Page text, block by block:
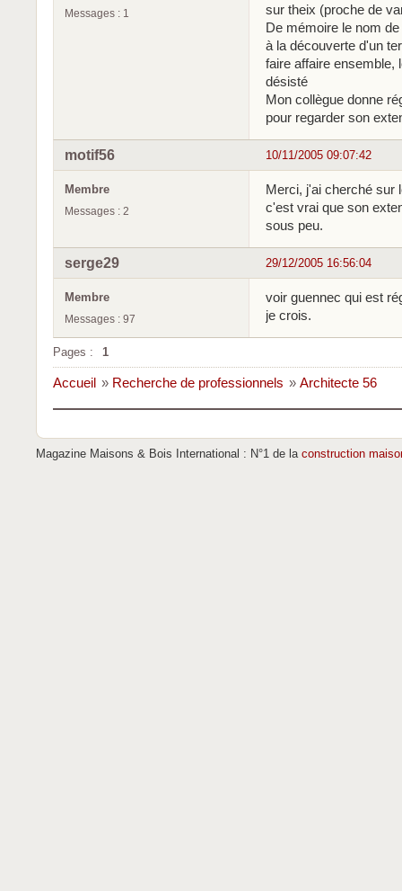
Messages : 1
sur theix (proche de
De mémoire le nom
à la découverte d'un
faire affaire ensemble,
désisté
Mon collègue donne
pour regarder son
10/11/2005 09:07:42
motif56
Membre
Messages : 2
Merci, j'ai cherché sur
c'est vrai que son
sous peu.
29/12/2005 16:56:04
serge29
Membre
Messages : 97
voir guennec qui est
je crois.
Pages : 1
Accueil » Recherche de professionnels » Architecte 56
Magazine Maisons & Bois International : N°1 de la construction